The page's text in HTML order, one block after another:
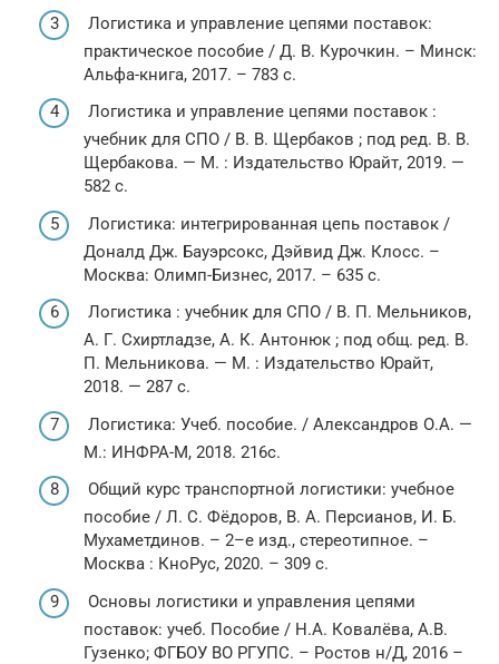
Логистика и управление цепями поставок:
практическое пособие / Д. В. Курочкин. – Минск:
Альфа-книга, 2017. – 783 с.
Логистика и управление цепями поставок :
учебник для СПО / В. В. Щербаков ; под ред. В. В.
Щербакова. — М. : Издательство Юрайт, 2019. —
582 с.
Логистика: интегрированная цепь поставок /
Доналд Дж. Бауэрсокс, Дэйвид Дж. Клосс. –
Москва: Олимп-Бизнес, 2017. – 635 с.
Логистика : учебник для СПО / В. П. Мельников,
А. Г. Схиртладзе, А. К. Антонюк ; под общ. ред. В.
П. Мельникова. — М. : Издательство Юрайт,
2018. — 287 с.
Логистика: Учеб. пособие. / Александров О.А. —
М.: ИНФРА-М, 2018. 216с.
Общий курс транспортной логистики: учебное
пособие / Л. С. Фёдоров, В. А. Персианов, И. Б.
Мухаметдинов. – 2–е изд., стереотипное. –
Москва : КноРус, 2020. – 309 с.
Основы логистики и управления цепями
поставок: учеб. Пособие / Н.А. Ковалёва, А.В.
Гузенко; ФГБОУ ВО РГУПС. – Ростов н/Д, 2016 –